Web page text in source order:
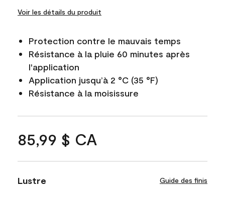
Voir les détails du produit
Protection contre le mauvais temps
Résistance à la pluie 60 minutes après
l'application
Application jusqu’à 2 °C (35 °F)
Résistance à la moisissure
85,99 $ CA
Lustre Guide des finis